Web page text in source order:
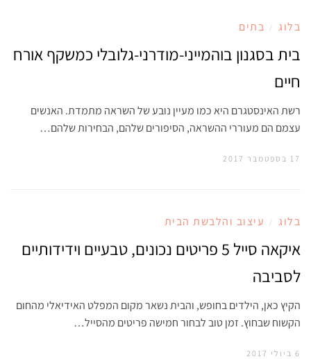
בלוג / בתים
בית בסגנון בוהמייני-מודרני-גלובלי כמשקף אורח
חיים
רשת האינסטגרם היא כמו מעיין נובע של השראה מתמדת. האנשים
עצמם הם מעוררי ההשראה, הסיפורים שלהם, הבחירות שלהם…
17 בספטמבר 2017
בלוג / עיצוב והלבשת הבית
איקאה סייל 5 פריטים נכונים, טבעיים וידידותיים
לסביבה
הקיץ כאן, הילדים בחופש, והבית נשאר מקום המפלט האידיאלי מהחום
הקשוח שבחוץ. זמן טוב לבחור חמישה פריטים מהסייל…
6 ביולי 2017